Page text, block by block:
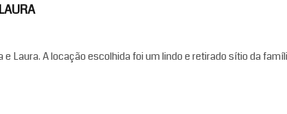
Laura. A locação escolhida foi um lindo e retirado sítio da